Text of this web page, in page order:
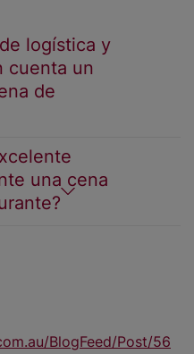
logística y
cuenta un
de
una cena
BlogFeed/Post/56